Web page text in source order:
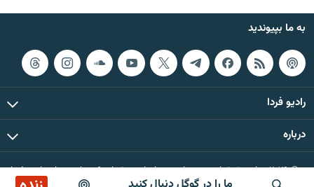
به ما بپیوندید
رادیو فردا
درباره
© ۲۰۲۶ تمام حقوق این وب‌سایت، بر اساس مقررات کپی‌رایت، برای رادیو فردا